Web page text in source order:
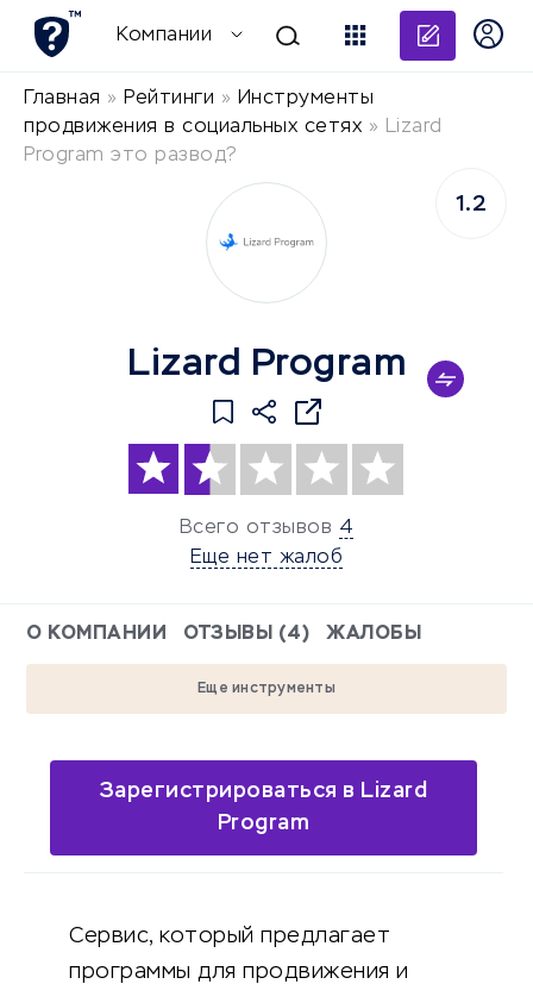
Компании
Главная » Рейтинги » Инструменты
продвижения в социальных сетях » Lizard
Program это развод?
Lizard Program
Всего отзывов 4
Еще нет жалоб
1.2
О КОМПАНИИ ОТЗЫВЫ (4) ЖАЛОБЫ
Еще инструменты
Зарегистрироваться в Lizard
Program
Сервис, который предлагает
программы для продвижения и